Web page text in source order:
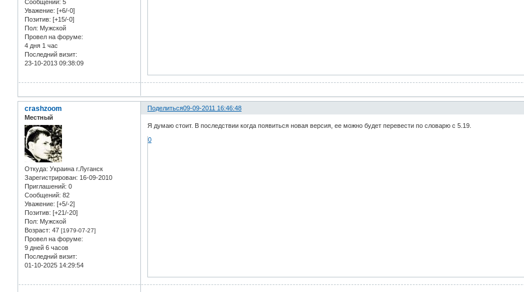
Сообщений: 5
Уважение: [+6/-0]
Позитив: [+15/-0]
Пол: Мужской
Провел на форуме:
4 дня 1 час
Последний визит:
23-10-2013 09:38:09
Поделиться09-09-2011 16:46:48
crashzoom
Местный
Откуда: Украина г.Луганск
Зарегистрирован: 16-09-2010
Приглашений: 0
Сообщений: 82
Уважение: [+5/-2]
Позитив: [+21/-20]
Пол: Мужской
Возраст: 47 [1979-07-27]
Провел на форуме:
9 дней 6 часов
Последний визит:
01-10-2025 14:29:54
Я думаю стоит. В последствии когда появиться новая версия, ее можно будет перевести по словарю с 5.19.
0